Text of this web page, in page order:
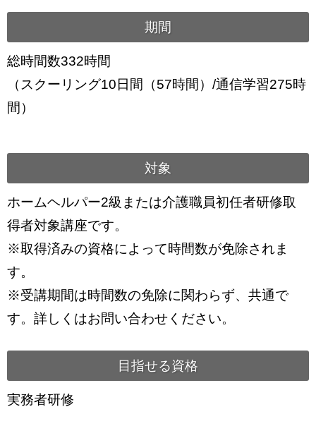
期間
総時間数332時間
（スクーリング10日間（57時間）/通信学習275時
間）
対象
ホームヘルパー2級または介護職員初任者研修取
得者対象講座です。
※取得済みの資格によって時間数が免除されま
す。
※受講期間は時間数の免除に関わらず、共通で
す。詳しくはお問い合わせください。
目指せる資格
実務者研修